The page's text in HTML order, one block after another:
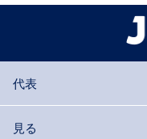
代表
見る